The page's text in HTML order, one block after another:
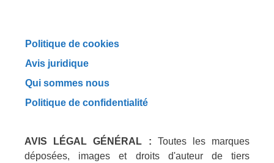
Politique de cookies
Avis juridique
Qui sommes nous
Politique de confidentialité
AVIS LÉGAL GÉNÉRAL : Toutes les marques
déposées, images et droits d'auteur de tiers